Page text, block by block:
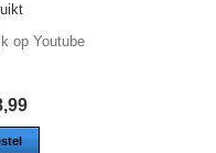
op Youtube